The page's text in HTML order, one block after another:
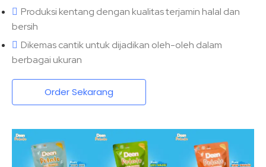
Produksi kentang dengan kualitas terjamin halal dan
bersih
Dikemas cantik untuk dijadikan oleh-oleh dalam
berbagai ukuran
Order Sekarang